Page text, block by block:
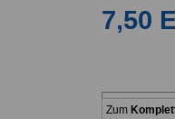
7,50
Zum